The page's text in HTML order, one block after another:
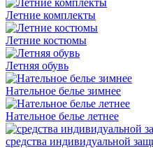
Летние комплекты
Летние костюмы
Летняя обувь
Нательное белье зимнее
Нательное белье летнее
средства индивидуальной